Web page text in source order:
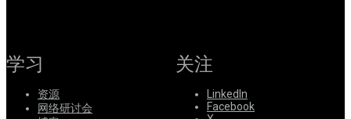
公
学习
资源
网络研讨会
关注
LinkedIn
Facebook